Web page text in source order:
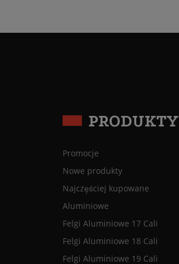
PRODUKTY
Promocje
Nowe produkty
Najczęściej kupowane
Aluminiowe
Felgi Aluminiowe 17 Cali
Felgi Aluminiowe 18 Cali
Felgi Aluminiowe 19 Cali